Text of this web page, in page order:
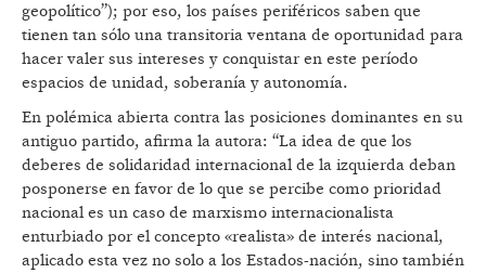
geopolítico”); por eso, los países periféricos saben que
tienen tan sólo una transitoria ventana de oportunidad para
hacer valer sus intereses y conquistar en este período
espacios de unidad, soberanía y autonomía.
En polémica abierta contra las posiciones dominantes en su
antiguo partido, afirma la autora: “La idea de que los
deberes de solidaridad internacional de la izquierda deban
posponerse en favor de lo que se percibe como prioridad
nacional es un caso de marxismo internacionalista
enturbiado por el concepto «realista» de interés nacional,
aplicado esta vez no solo a los Estados-nación, sino también